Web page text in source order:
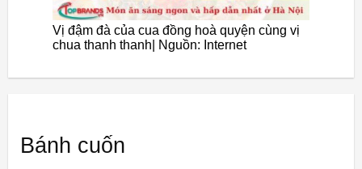
Vị đậm đà của cua đồng hoà quyện cùng vị
chua thanh thanh| Nguồn: Internet
Bánh cuốn